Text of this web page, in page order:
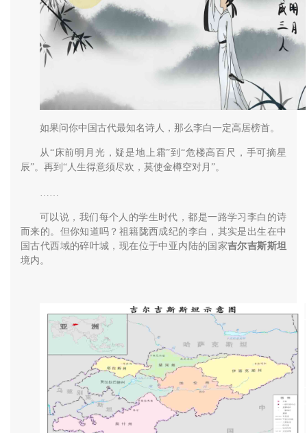
如果问你中国古代最知名诗人，那么李白一定高居榜首。
从“床前明月光，疑是地上霜”到“危楼高百尺，手可摘星
辰”。再到“人生得意须尽欢，莫使金樽空对月”。
可以说，我们每个人的学生时代，都是一路学习李白的诗
而来的。但你知道吗？祖籍陇西成纪的李白，其实是出生在中
国古代西域的碎叶城，现在位于中亚内陆的国家吉尔吉斯斯坦
境内。